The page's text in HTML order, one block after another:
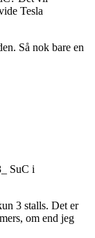
Tesla
Så nok bare en
SuC i
3 stalls. Det er
om end jeg